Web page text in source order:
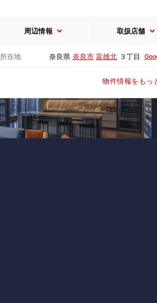
周辺情報 取扱店舗
所在地 奈良県 奈良市 富雄北 ３丁目
物件情報をもっ